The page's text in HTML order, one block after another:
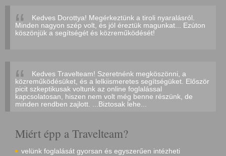
Kedves Dorottya! Megérkeztünk a tiroli nyaralásról.
Minden nagyon szép volt, és jól éreztük magunkat... Ezúton
köszönjük a segítségét és közreműködését!
Kedves Travelteam! Szeretnénk megköszönni, a
közreműködésüket, és a lelkiismeretes segítségüket. Először
picit szkeptikusak voltunk az online foglalással
kapcsolatosan, hiszen nem volt még benne részünk, de
minden rendben zajlott. ...Biztosak lehe...
Miért épp a Travelteam?
velünk foglalását gyorsan és egyszerűen intézheti